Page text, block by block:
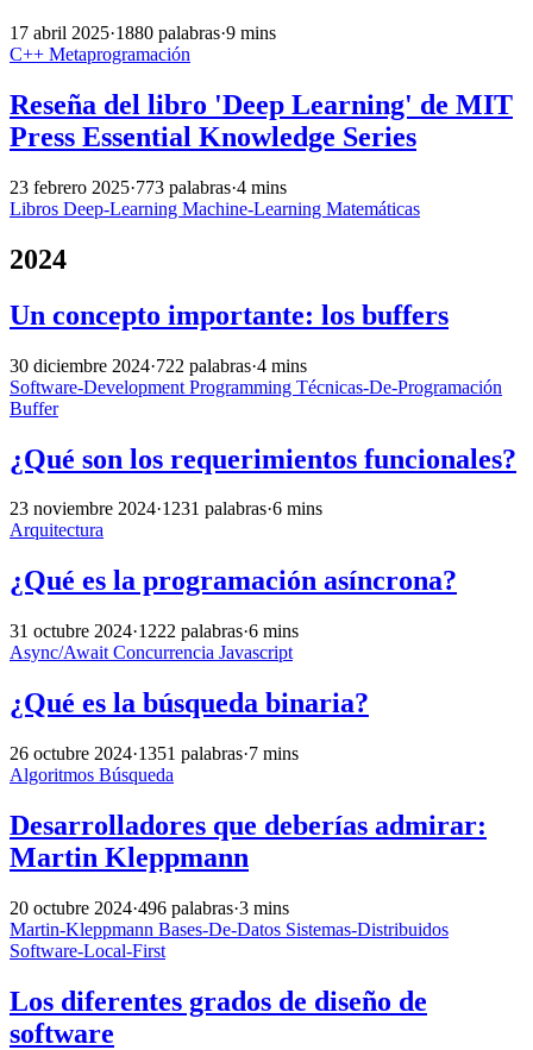
17 abril 2025·1880 palabras·9 mins
C++ Metaprogramación
Reseña del libro 'Deep Learning' de MIT
Press Essential Knowledge Series
23 febrero 2025·773 palabras·4 mins
Libros Deep-Learning Machine-Learning Matemáticas
2024
Un concepto importante: los buffers
30 diciembre 2024·722 palabras·4 mins
Software-Development Programming Técnicas-De-Programación
Buffer
¿Qué son los requerimientos funcionales?
23 noviembre 2024·1231 palabras·6 mins
Arquitectura
¿Qué es la programación asíncrona?
31 octubre 2024·1222 palabras·6 mins
Async/Await Concurrencia Javascript
¿Qué es la búsqueda binaria?
26 octubre 2024·1351 palabras·7 mins
Algoritmos Búsqueda
Desarrolladores que deberías admirar:
Martin Kleppmann
20 octubre 2024·496 palabras·3 mins
Martin-Kleppmann Bases-De-Datos Sistemas-Distribuidos
Software-Local-First
Los diferentes grados de diseño de
software